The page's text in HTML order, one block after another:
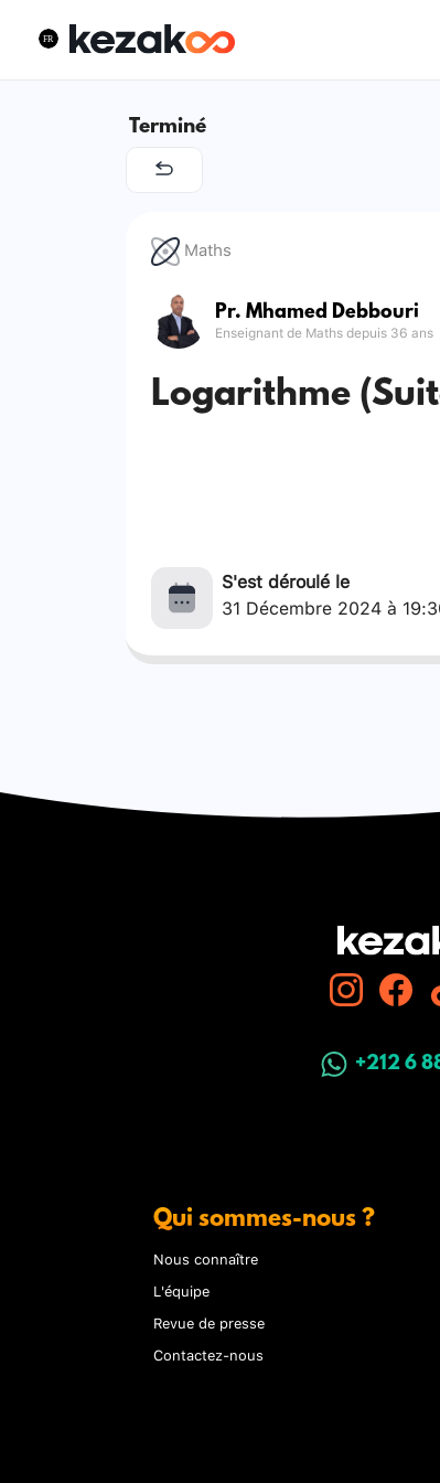
Terminé
Maths
Pr. Mhamed Debbouri
Enseignant de Maths depuis 36 ans
Logarithme
S'est déroulé le
31 Décembre 2024 à
+212 6
Qui sommes-nous ?
Nous connaître
L'équipe
Revue de presse
Contactez-nous